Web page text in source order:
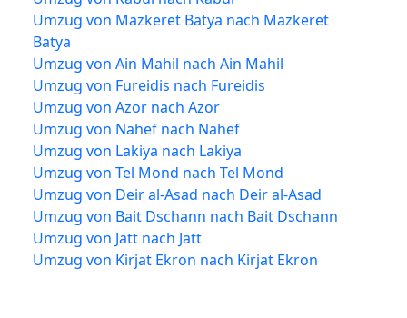
Umzug von Mazkeret Batya nach Mazkeret
Batya
Umzug von Ain Mahil nach Ain Mahil
Umzug von Fureidis nach Fureidis
Umzug von Azor nach Azor
Umzug von Nahef nach Nahef
Umzug von Lakiya nach Lakiya
Umzug von Tel Mond nach Tel Mond
Umzug von Deir al-Asad nach Deir al-Asad
Umzug von Bait Dschann nach Bait Dschann
Umzug von Jatt nach Jatt
Umzug von Kirjat Ekron nach Kirjat Ekron